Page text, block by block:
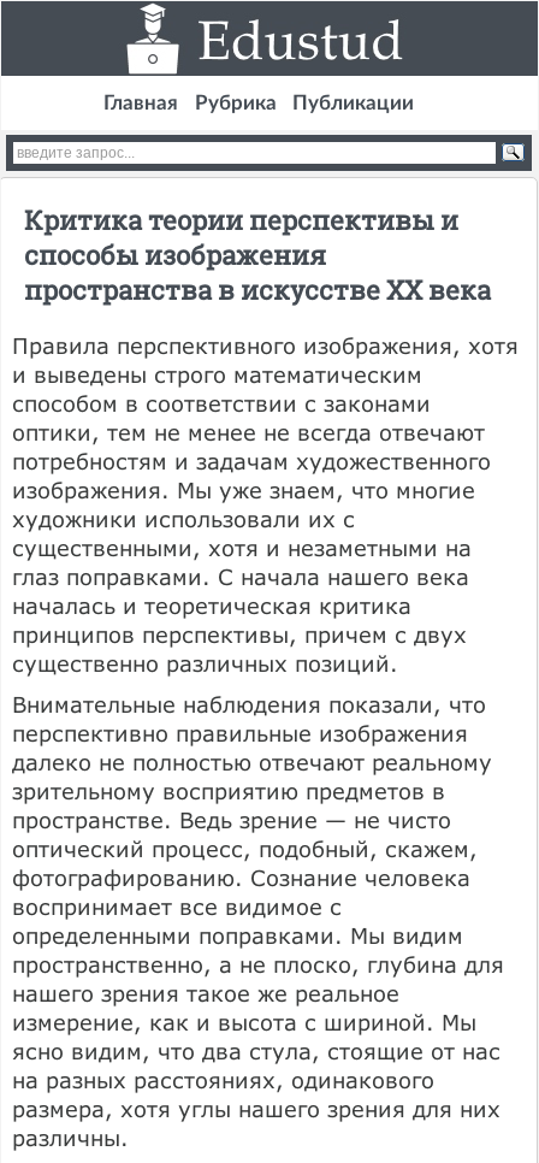
Главная Рубрика Публикации
Критика теории перспективы и
способы изображения
пространства в искусстве XX века
Правила перспективного изображения, хотя
и выведены строго математическим
способом в соответствии с законами
оптики, тем не менее не всегда отвечают
потребностям и задачам художественного
изображения. Мы уже знаем, что многие
художники использовали их с
существенными, хотя и незаметными на
глаз поправками. С начала нашего века
началась и теоретическая критика
принципов перспективы, причем с двух
существенно различных позиций.
Внимательные наблюдения показали, что
перспективно правильные изображения
далеко не полностью отвечают реальному
зрительному восприятию предметов в
пространстве. Ведь зрение — не чисто
оптический процесс, подобный, скажем,
фотографированию. Сознание человека
воспринимает все видимое с
определенными поправками. Мы видим
пространственно, а не плоско, глубина для
нашего зрения такое же реальное
измерение, как и высота с шириной. Мы
ясно видим, что два стула, стоящие от нас
на разных расстояниях, одинакового
размера, хотя углы нашего зрения для них
различны.